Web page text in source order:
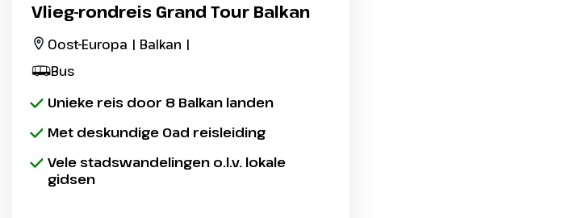
Vlieg-rondreis Grand Tour Balkan
Oost-Europa | Balkan |
Bus
Unieke reis door 8 Balkan landen
Met deskundige Oad reisleiding
Vele stadswandelingen o.l.v. lokale
gidsen